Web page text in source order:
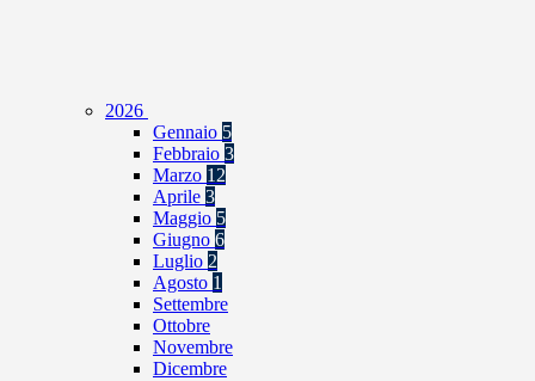
2026
Gennaio 5
Febbraio 3
Marzo 12
Aprile 3
Maggio 5
Giugno 6
Luglio 2
Agosto 1
Settembre
Ottobre
Novembre
Dicembre